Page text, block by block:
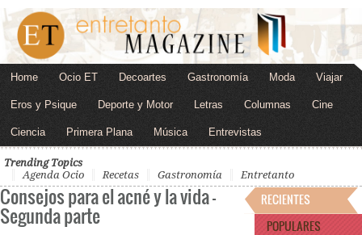
Home Ocio ET Decoartes Gastronomía Moda Viajar
Eros y Psique Deporte y Motor Letras Columnas Cine
Ciencia Primera Plana Música Entrevistas
Trending Topics
Agenda Ocio
Recetas Gastronomía Entretanto
Consejos para el acné y la vida –
Segunda parte
RECIENTES
POPULARES